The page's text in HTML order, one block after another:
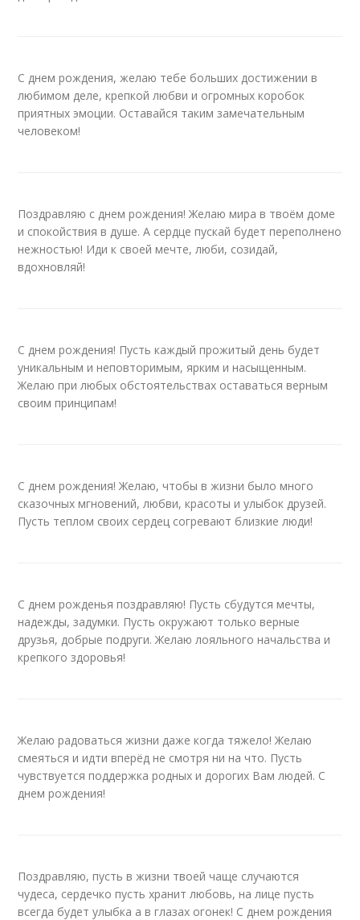
С днем рождения, желаю тебе больших достижении в
любимом деле, крепкой любви и огромных коробок
приятных эмоции. Оставайся таким замечательным
человеком!
Поздравляю с днем рождения! Желаю мира в твоём доме
и спокойствия в душе. А сердце пускай будет переполнено
нежностью! Иди к своей мечте, люби, созидай,
вдохновляй!
С днем рождения! Пусть каждый прожитый день будет
уникальным и неповторимым, ярким и насыщенным.
Желаю при любых обстоятельствах оставаться верным
своим принципам!
С днем рождения! Желаю, чтобы в жизни было много
сказочных мгновений, любви, красоты и улыбок друзей.
Пусть теплом своих сердец согревают близкие люди!
С днем рожденья поздравляю! Пусть сбудутся мечты,
надежды, задумки. Пусть окружают только верные
друзья, добрые подруги. Желаю лояльного начальства и
крепкого здоровья!
Желаю радоваться жизни даже когда тяжело! Желаю
смеяться и идти вперёд не смотря ни на что. Пусть
чувствуется поддержка родных и дорогих Вам людей. С
днем рождения!
Поздравляю, пусть в жизни твоей чаще случаются
чудеса, сердечко пусть хранит любовь, на лице пусть
всегда будет улыбка а в глазах огонек! С днем рождения